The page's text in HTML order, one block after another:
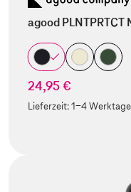
agood PLNTPRTCT
24,95 €
Lieferzeit:1-4 Werktage